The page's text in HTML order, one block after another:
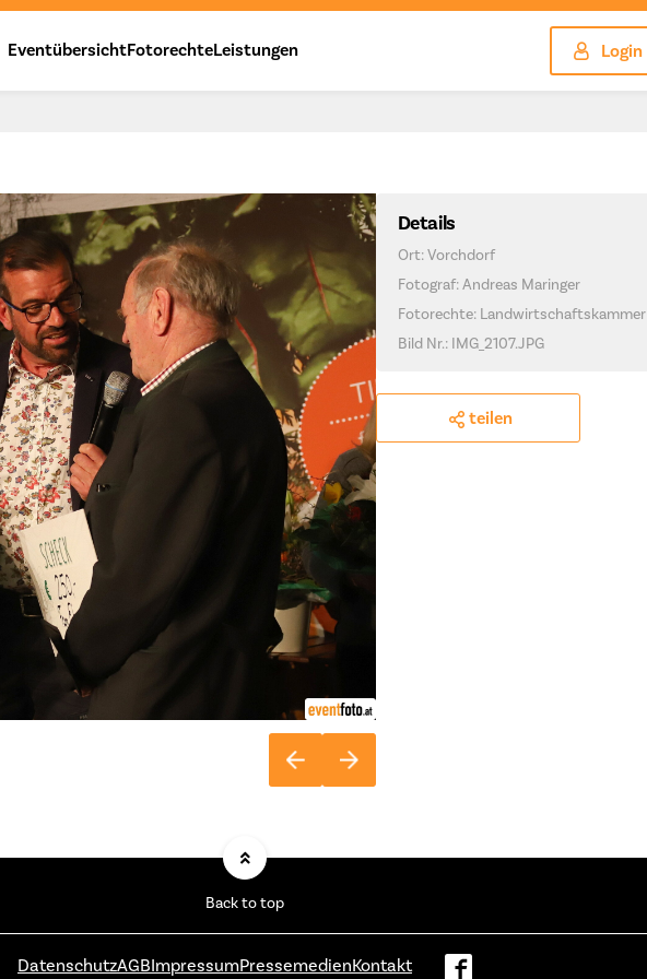
EventübersichtFotorechteLeistungen Login
Details
Ort: Vorchdorf
Fotograf: Andreas Maringer
Fotorechte: Landwirtschaftskammer
Bild Nr.: IMG_2107.JPG
teilen
Back to top
DatenschutzAGBImpressumPressemedienKontakt